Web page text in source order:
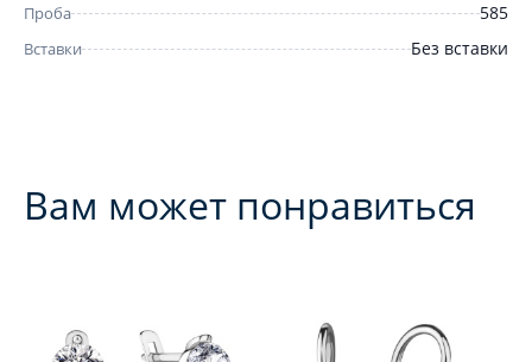
Проба 585
Вставки Без вставки
Вам может понравиться